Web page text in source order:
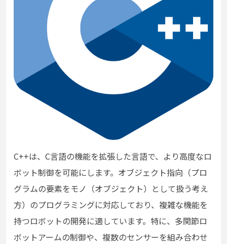
C++は、C言語の機能を拡張した言語で、より高度なロ
ボット制御を可能にします。オブジェクト指向（プロ
グラムの要素をモノ（オブジェクト）として扱う考え
方）のプログラミングに対応しており、複雑な機能を
持つロボットの開発に適しています。特に、多関節ロ
ボットアームの制御や、複数のセンサーを組み合わせ